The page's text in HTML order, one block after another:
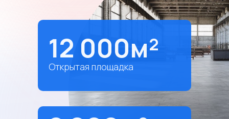
12 000м²
Открытая площадка